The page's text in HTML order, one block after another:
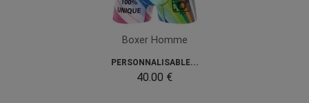
Boxer Homme
PERSONNALISABLE...
40.00 €